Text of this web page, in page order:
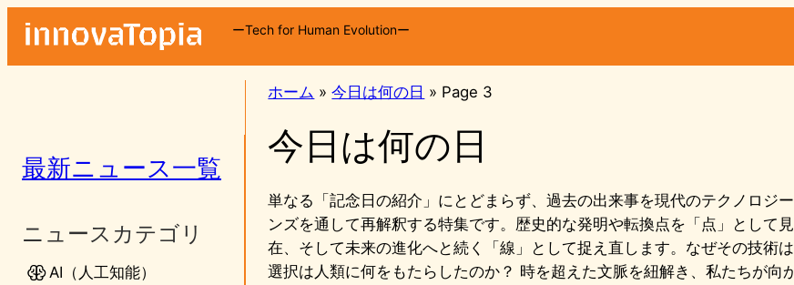
を
ーTech for Human Evolutionー
最新ニュース一覧
ニュースカテゴリ
AI（人工知能）
ホーム » 今日は何の日 » Page 3
今日は何の日
単なる「記念日の紹介」にとどまらず、過去の出来事を現代のテクノロジ
ンズを通して再解釈する特集です。歴史的な発明や転換点を「点」として
在、そして未来の進化へと続く「線」として捉え直します。なぜその技術
選択は人類に何をもたらしたのか？ 時を超えた文脈を紐解き、私たちが向